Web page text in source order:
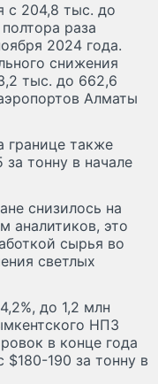
с 204,8 тыс. до
раза
2024 года.
снижения
тыс. до 662,6
Алматы
границе также
тонну в начале
снизилось на
аналитиков, это
сырья во
светлых
до 1,2 млн
НПЗ
в конце года
190 за тонну в